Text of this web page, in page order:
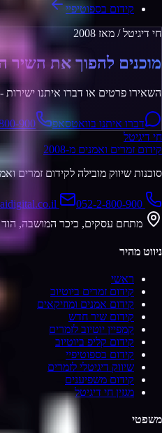
קידום בספוטיפיי
חי דיגיטל / מאז 2008
מוכנים להפוך את
השאירו פרטים או דברו איתנו ישירות -
דברו איתנו בוואטסאפ
900
חי דיגיטל
קידום זמרים ואמנים מ-2008
סוכנות שיווק מובילה לקידום זמרים
052-2-800-900
מתחם עסקים, כיכר המושבה, הוד
ניווט מהיר
ראשי
קידום זמרים ביוטיוב
קידום אמנים ומוזיקאים
קידום שיר חדש
קמפיין יוטיוב לזמרים
קידום קליפ ביוטיוב
קידום בספוטיפיי
שיווק דיגיטלי לזמרים
קידום משפיענים
מגזין חי דיגיטל
משפטי